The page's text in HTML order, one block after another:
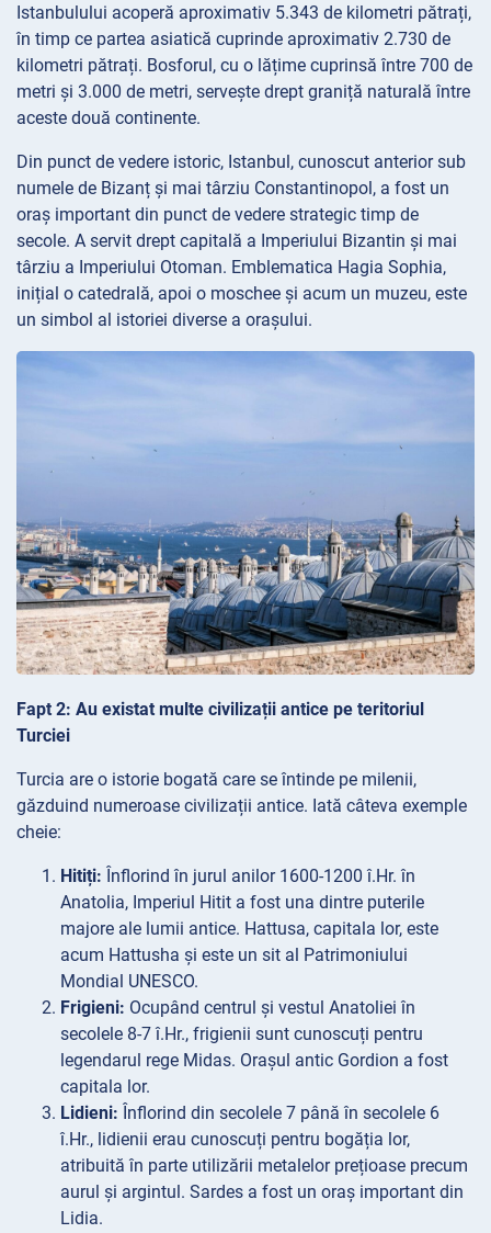
Istanbulului acoperă aproximativ 5.343 de kilometri pătrați,
în timp ce partea asiatică cuprinde aproximativ 2.730 de
kilometri pătrați. Bosforul, cu o lățime cuprinsă între 700 de
metri și 3.000 de metri, servește drept graniță naturală între
aceste două continente.
Din punct de vedere istoric, Istanbul, cunoscut anterior sub
numele de Bizanț și mai târziu Constantinopol, a fost un
oraș important din punct de vedere strategic timp de
secole. A servit drept capitală a Imperiului Bizantin și mai
târziu a Imperiului Otoman. Emblematica Hagia Sophia,
inițial o catedrală, apoi o moschee și acum un muzeu, este
un simbol al istoriei diverse a orașului.
Fapt 2: Au existat multe civilizații antice pe teritoriul
Turciei
Turcia are o istorie bogată care se întinde pe milenii,
găzduind numeroase civilizații antice. Iată câteva exemple
cheie:
Hitiți: Înflorind în jurul anilor 1600-1200 î.Hr. în
Anatolia, Imperiul Hitit a fost una dintre puterile
majore ale lumii antice. Hattusa, capitala lor, este
acum Hattusha și este un sit al Patrimoniului
Mondial UNESCO.
Frigieni: Ocupând centrul și vestul Anatoliei în
secolele 8-7 î.Hr., frigienii sunt cunoscuți pentru
legendarul rege Midas. Orașul antic Gordion a fost
capitala lor.
Lidieni: Înflorind din secolele 7 până în secolele 6
î.Hr., lidienii erau cunoscuți pentru bogăția lor,
atribuită în parte utilizării metalelor prețioase precum
aurul și argintul. Sardes a fost un oraș important din
Lidia.